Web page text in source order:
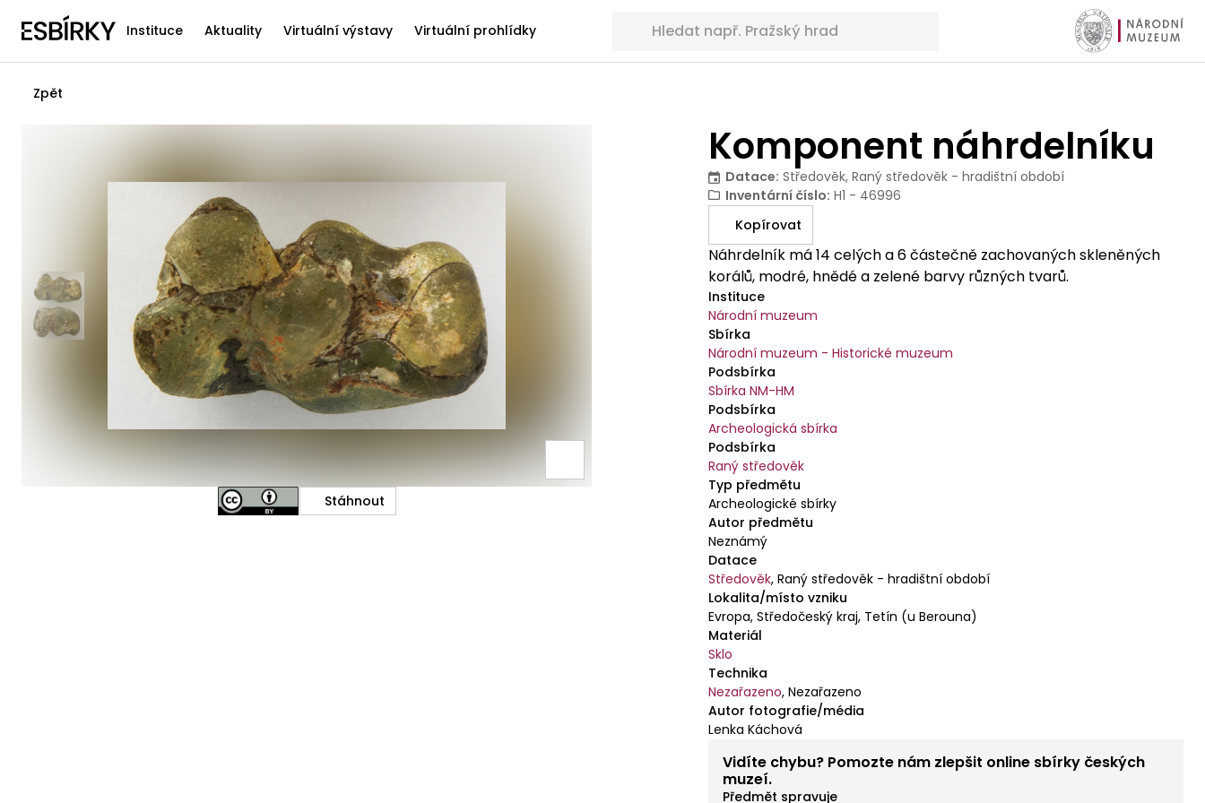
Instituce Aktuality Virtuální výstavy Virtuální prohlídky
Zpět
Komponent náhrdelníku
Datace: Středověk, Raný středověk - hradištní období
Inventární číslo: H1 - 46996
Kopírovat
Náhrdelník má 14 celých a 6 částečně zachovaných skleněných
korálů, modré, hnědé a zelené barvy různých tvarů.
Instituce
Národní muzeum
Sbírka
Národní muzeum - Historické muzeum
Podsbírka
Sbírka NM-HM
Podsbírka
Archeologická sbírka
Podsbírka
Raný středověk
Typ předmětu
Archeologické sbírky
Autor předmětu
Neznámý
Datace
Středověk,Raný středověk - hradištní období
Lokalita/místo vzniku
Evropa, Středočeský kraj, Tetín (u Berouna)
Materiál
Sklo
Technika
Nezařazeno,Nezařazeno
Autor fotografie/média
Lenka Káchová
Vidíte chybu? Pomozte nám zlepšit online sbírky českých
muzeí.
Předmět spravuje
Stáhnout